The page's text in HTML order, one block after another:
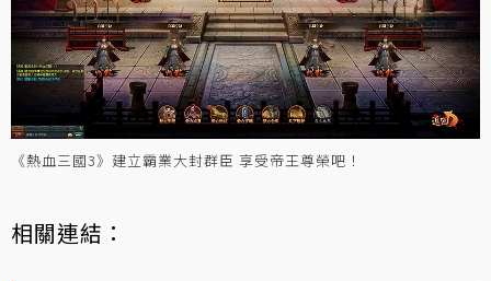
《熱血三國3》建立霸業大封群臣 享受帝王尊榮吧！
相關連結：